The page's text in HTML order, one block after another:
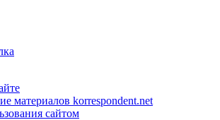
материалов korrespondent.net
сайтом